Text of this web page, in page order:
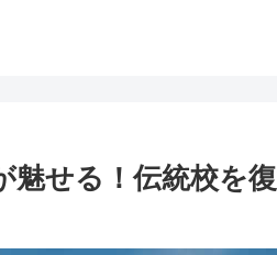
魅せる！伝統校を